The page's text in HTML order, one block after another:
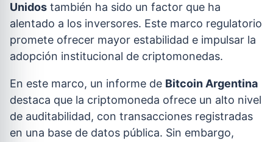
Unidos también ha sido un factor que ha
alentado a los inversores. Este marco regulatorio
promete ofrecer mayor estabilidad e impulsar la
adopción institucional de criptomonedas.
En este marco, un informe de Bitcoin Argentina
destaca que la criptomoneda ofrece un alto nivel
de auditabilidad, con transacciones registradas
en una base de datos pública. Sin embargo,